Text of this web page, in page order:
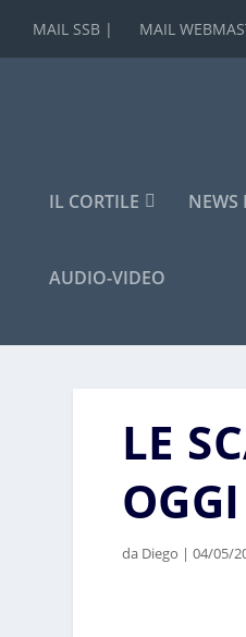
MAIL SSB | MAIL
IL CORTILE NEWS
AUDIO-VIDEO
LE
OGGI
da Diego | 04/05/